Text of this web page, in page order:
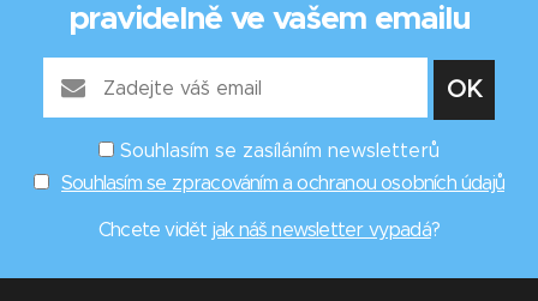
pravidelně ve vašem emailu
Souhlasím se zasíláním newsletterů
Souhlasím se zpracováním a ochranou osobních údajů
Chcete vidět jak náš newsletter vypadá?